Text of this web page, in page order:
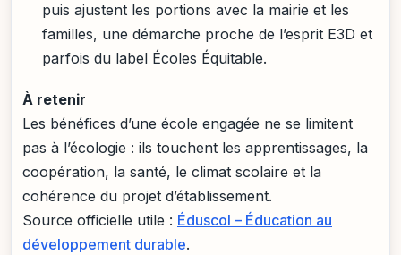
puis ajustent les portions avec la mairie et les
familles, une démarche proche de l’esprit E3D et
parfois du label Écoles Équitable.
À retenir
Les bénéfices d’une école engagée ne se limitent
pas à l’écologie : ils touchent les apprentissages, la
coopération, la santé, le climat scolaire et la
cohérence du projet d’établissement.
Source officielle utile : Éduscol – Éducation au
développement durable.